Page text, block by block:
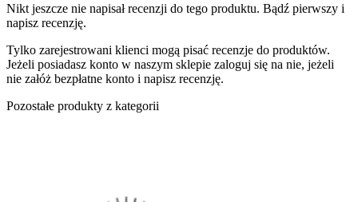
Nikt jeszcze nie napisał recenzji do tego produktu. Bądź pierwszy i
napisz recenzję.
Tylko zarejestrowani klienci mogą pisać recenzje do produktów.
Jeżeli posiadasz konto w naszym sklepie zaloguj się na nie, jeżeli
nie załóż bezpłatne konto i napisz recenzję.
Pozostałe produkty z kategorii